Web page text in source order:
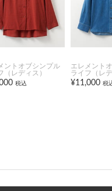
ントオブシンプル
（レディス）
税込
エレメント
ライフ（レ
¥11,000 税